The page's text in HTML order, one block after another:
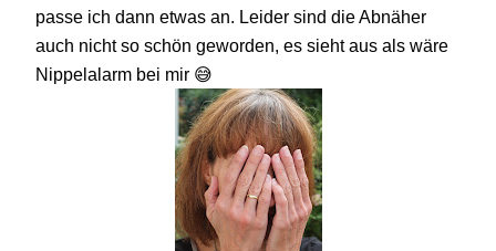
passe ich dann etwas an. Leider sind die Abnäher
auch nicht so schön geworden, es sieht aus als wäre
Nippelalarm bei mir 😅